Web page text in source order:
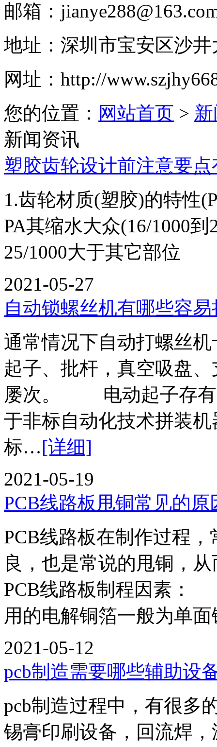
邮箱：
地址： 深圳市宝安区沙
网址： http://
您的位置： 网站首页 >
新闻资讯
塑胶齿轮设计前注意要
1.齿轮材质(塑胶)的特性
PA其缩水大众(16/1000
25/1000大于其它部位
2021-05-27
自动锁螺丝机有哪些容
通常情况下自动打螺丝
起子、批杆，真空吸盘
屡次。 电动起子存有
于非标自动化技术拼装
标…[详细]
2021-05-19
PCB线路板甩铜常见的
PCB线路板在制作过程
良，也是常说的甩铜
PCB线路板制程因素
用的电解铜箔一般为单
2021-05-12
pcb制造需要哪些辅助设
pcb制造过程中，有很多
锡膏印刷设备，回流焊